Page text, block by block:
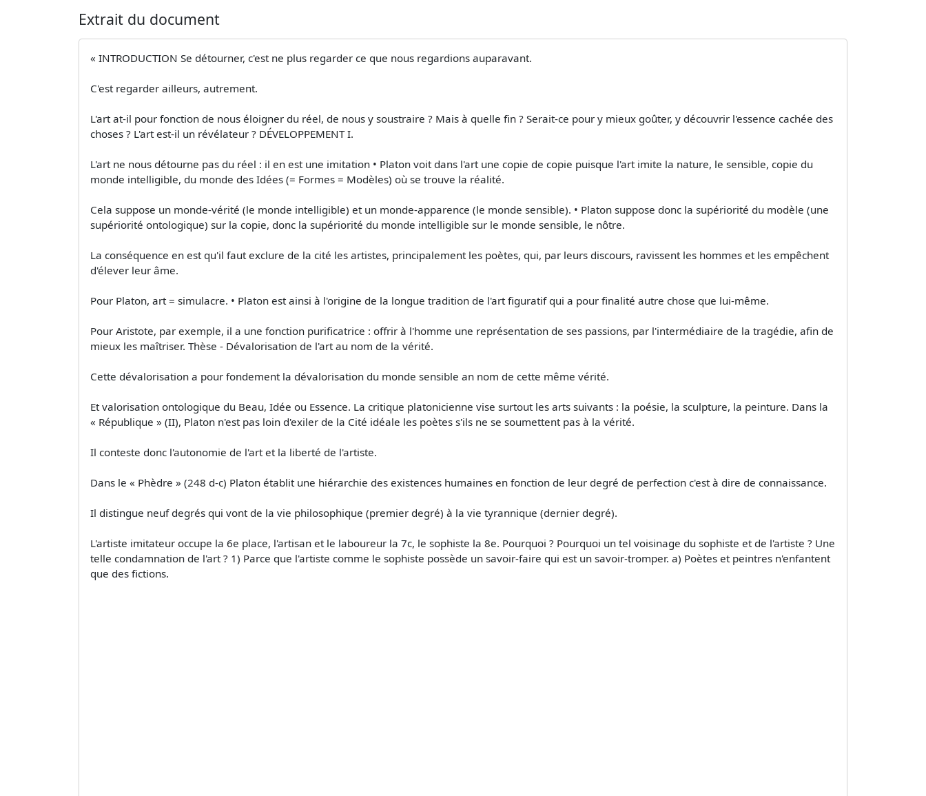
Extrait du document
« INTRODUCTION Se détourner, c'est ne plus regarder ce que nous regardions auparavant.
C'est regarder ailleurs, autrement.
L'art at-il pour fonction de nous éloigner du réel, de nous y soustraire ? Mais à quelle fin ? Serait-ce pour y mieux goûter, y découvrir l'essence cachée des
choses ? L'art est-il un révélateur ? DÉVELOPPEMENT I.
L'art ne nous détourne pas du réel : il en est une imitation • Platon voit dans l'art une copie de copie puisque l'art imite la nature, le sensible, copie du
monde intelligible, du monde des Idées (= Formes = Modèles) où se trouve la réalité.
Cela suppose un monde-vérité (le monde intelligible) et un monde-apparence (le monde sensible). • Platon suppose donc la supériorité du modèle (une
supériorité ontologique) sur la copie, donc la supériorité du monde intelligible sur le monde sensible, le nôtre.
La conséquence en est qu'il faut exclure de la cité les artistes, principalement les poètes, qui, par leurs discours, ravissent les hommes et les empêchent
d'élever leur âme.
Pour Platon, art = simulacre. • Platon est ainsi à l'origine de la longue tradition de l'art figuratif qui a pour finalité autre chose que lui-même.
Pour Aristote, par exemple, il a une fonction purificatrice : offrir à l'homme une représentation de ses passions, par l'intermédiaire de la tragédie, afin de
mieux les maîtriser. Thèse - Dévalorisation de l'art au nom de la vérité.
Cette dévalorisation a pour fondement la dévalorisation du monde sensible an nom de cette même vérité.
Et valorisation ontologique du Beau, Idée ou Essence. La critique platonicienne vise surtout les arts suivants : la poésie, la sculpture, la peinture. Dans la
« République » (II), Platon n'est pas loin d'exiler de la Cité idéale les poètes s'ils ne se soumettent pas à la vérité.
Il conteste donc l'autonomie de l'art et la liberté de l'artiste.
Dans le « Phèdre » (248 d-c) Platon établit une hiérarchie des existences humaines en fonction de leur degré de perfection c'est à dire de connaissance.
Il distingue neuf degrés qui vont de la vie philosophique (premier degré) à la vie tyrannique (dernier degré).
L'artiste imitateur occupe la 6e place, l'artisan et le laboureur la 7c, le sophiste la 8e. Pourquoi ? Pourquoi un tel voisinage du sophiste et de l'artiste ? Une
telle condamnation de l'art ? 1) Parce que l'artiste comme le sophiste possède un savoir-faire qui est un savoir-tromper. a) Poètes et peintres n'enfantent
que des fictions.